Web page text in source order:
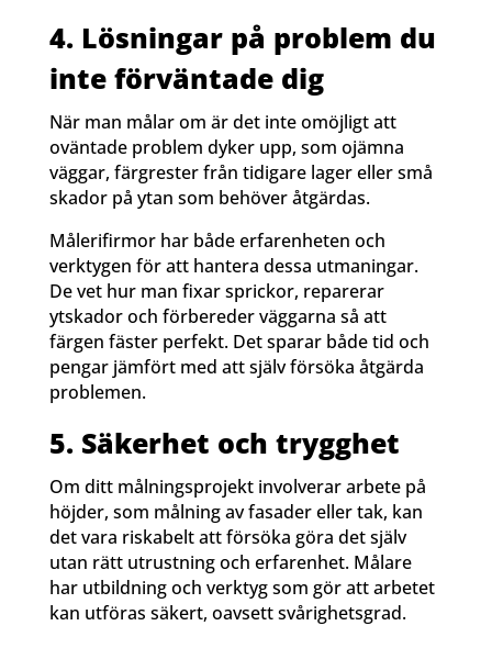
4. Lösningar på problem du
inte förväntade dig
När man målar om är det inte omöjligt att
oväntade problem dyker upp, som ojämna
väggar, färgrester från tidigare lager eller små
skador på ytan som behöver åtgärdas.
Målerifirmor har både erfarenheten och
verktygen för att hantera dessa utmaningar.
De vet hur man fixar sprickor, reparerar
ytskador och förbereder väggarna så att
färgen fäster perfekt. Det sparar både tid och
pengar jämfört med att själv försöka åtgärda
problemen.
5. Säkerhet och trygghet
Om ditt målningsprojekt involverar arbete på
höjder, som målning av fasader eller tak, kan
det vara riskabelt att försöka göra det själv
utan rätt utrustning och erfarenhet. Målare
har utbildning och verktyg som gör att arbetet
kan utföras säkert, oavsett svårighetsgrad.